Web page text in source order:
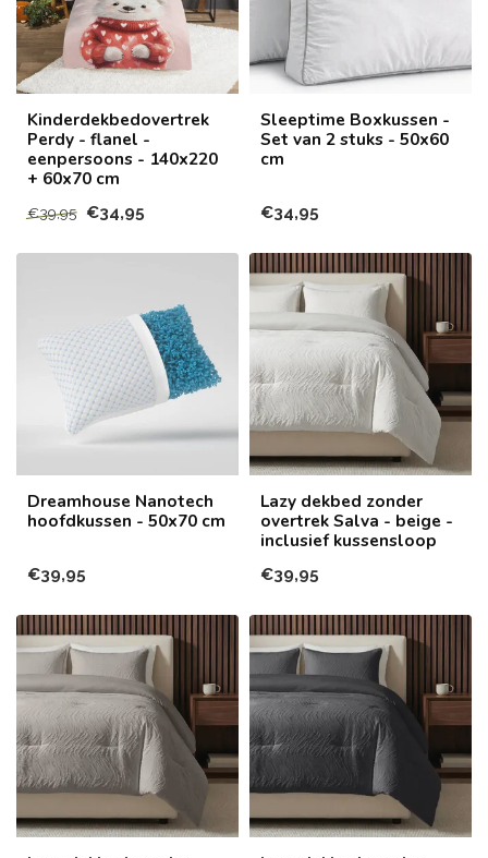
Kinderdekbedovertrek
Perdy - flanel -
eenpersoons - 140x220
+ 60x70 cm
€39,95 €34,95
Sleeptime Boxkussen -
Set van 2 stuks - 50x60
cm
€34,95
Dreamhouse Nanotech
hoofdkussen - 50x70 cm
€39,95
Lazy dekbed zonder
overtrek Salva - beige -
inclusief kussensloop
€39,95